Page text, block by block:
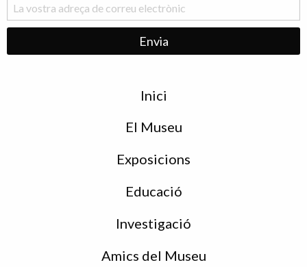
Inici
El Museu
Exposicions
Educació
Investigació
Amics del Museu